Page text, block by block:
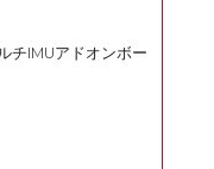
チIMUアドオンボー